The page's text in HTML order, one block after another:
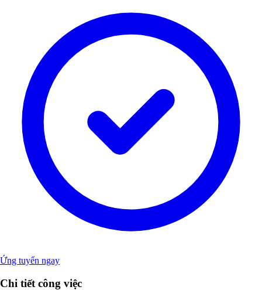
Ứng tuyển ngay
Chi tiết công việc